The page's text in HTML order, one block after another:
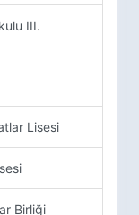
III.
Lisesi
Birliği